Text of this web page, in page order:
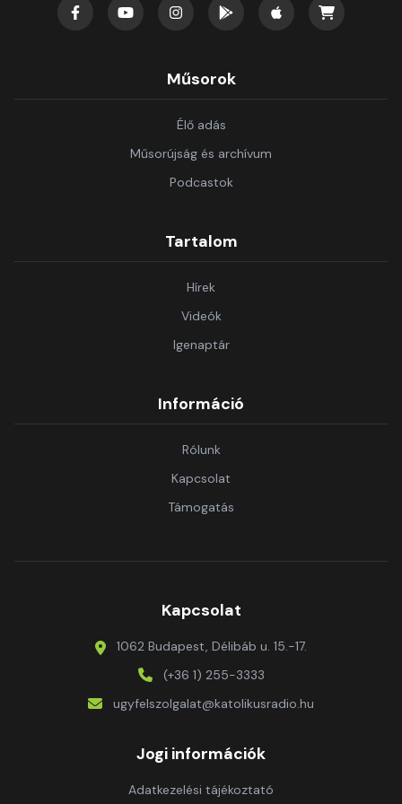
Műsorok
Élő adás
Műsorújság és archívum
Podcastok
Tartalom
Hírek
Videók
Igenaptár
Információ
Rólunk
Kapcsolat
Támogatás
Kapcsolat
1062 Budapest, Délibáb u. 15.-17.
(+36 1) 255-3333
ugyfelszolgalat@katolikusradio.hu
Jogi információk
Adatkezelési tájékoztató